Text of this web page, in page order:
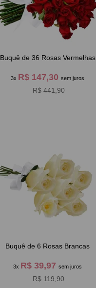
Buquê de 36 Rosas Vermelhas
3x R$ 147,30sem juros
R$ 441,90
Buquê de 6 Rosas Brancas
3x R$ 39,97sem juros
R$ 119,90